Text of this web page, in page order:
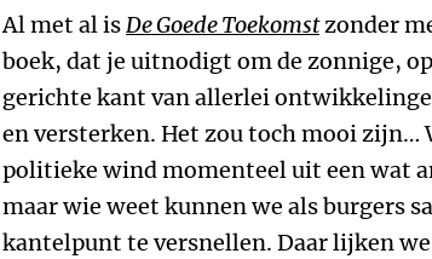
Al met al isDe Goede Toekomstzonder
boek, dat je uitnodigt om de zonnige,
gerichte kant van allerlei
en versterken. Het zou toch mooi zijn…
politieke wind momenteel uit een wat
maar wie weet kunnen we als burgers
kantelpunt te versnellen. Daar lijken